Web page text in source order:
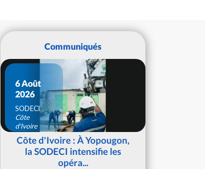
Communiqués
6 Août
2026
SODECI
Côte
d'Ivoire
Côte d'Ivoire : À Yopougon,
la SODECI intensifie les
opéra...